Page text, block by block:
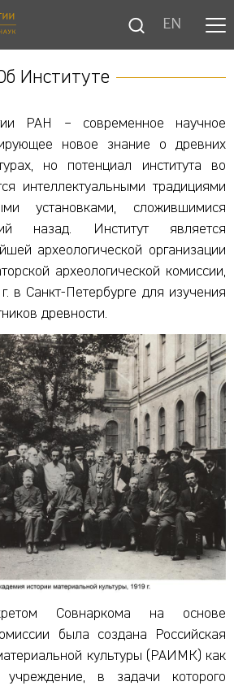
EN
Институте
РАН – современное научное
новое знание о древних
но потенциал института во
интеллектуальными традициями
установками, сложившимися
назад. Институт является
археологической организации
археологической комиссии,
в Санкт-Петербурге для изучения
древности.
Совнаркома на основе
была создана Российская
культуры (РАИМК) как
учреждение, в задачи которого